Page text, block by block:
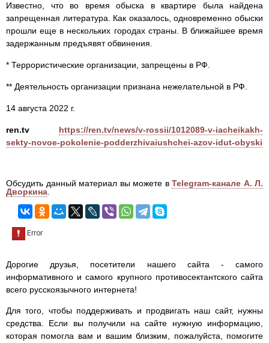
Известно, что во время обыска в квартире была найдена
запрещенная литература. Как оказалось, одновременно обыски
прошли еще в нескольких городах страны. В ближайшее время
задержанным предъявят обвинения.
* Террористические организации, запрещены в РФ.
** Деятельность организации признана нежелательной в РФ.
14 августа 2022 г.
ren.tv
https://ren.tv/news/v-rossii/1012089-v-iacheikakh-
sekty-novoe-pokolenie-podderzhivaiushchei-azov-idut-obyski
Обсудить данный материал вы можете в Telegram-канале А. Л.
Дворкина
Дорогие друзья, посетители нашего сайта - самого
информативного и самого крупного противосектантского сайта
всего русскоязычного интернета!
Для того, чтобы поддерживать и продвигать наш сайт, нужны
средства. Если вы получили на сайте нужную информацию,
которая помогла вам и вашим близким, пожалуйста, помогите